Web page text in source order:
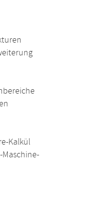
Kalkül